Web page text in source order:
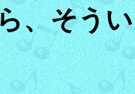
、そう